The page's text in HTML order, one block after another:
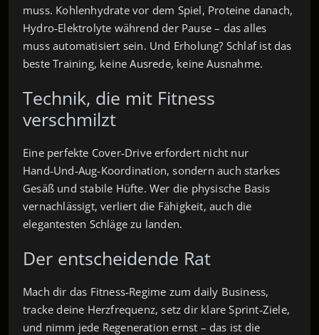
muss. Kohlenhydrate vor dem Spiel, Proteine danach,
Hydro‑Elektrolyte während der Pause – das alles
muss automatisiert sein. Und Erholung? Schlaf ist das
beste Training, keine Ausrede, keine Ausnahme.
Technik, die mit Fitness
verschmilzt
Eine perfekte Cover‑Drive erfordert nicht nur
Hand‑Und‑Aug‑Koordination, sondern auch starkes
Gesäß und stabile Hüfte. Wer die physische Basis
vernachlässigt, verliert die Fähigkeit, auch die
elegantesten Schläge zu landen.
Der entscheidende Rat
Mach dir das Fitness‑Regime zum daily Business,
tracke deine Herzfrequenz, setz dir klare Sprint‑Ziele,
und nimm jede Regeneration ernst – das ist die